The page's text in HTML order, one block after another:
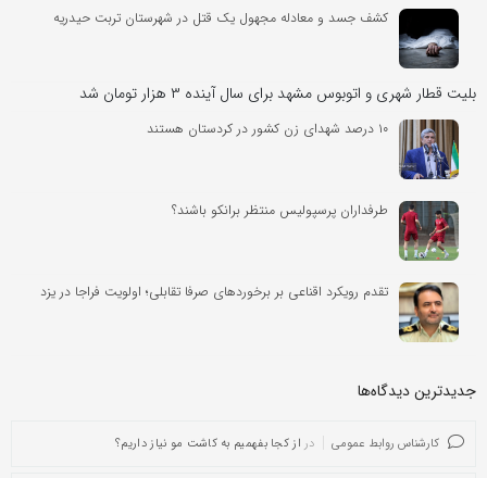
کشف جسد و معادله مجهول یک قتل در شهرستان تربت حیدریه
بلیت قطار شهری و اتوبوس مشهد برای سال آینده ۳ هزار تومان شد
۱۰ درصد شهدای زن کشور در کردستان هستند
طرفداران پرسپولیس منتظر برانکو باشند؟
تقدم رویکرد اقناعی بر برخوردهای صرفا تقابلی؛ اولویت فراجا در یزد
جدیدترین دیدگاه‌‌ها
کارشناس روابط عمومی در از کجا بفهمیم به کاشت مو نیاز داریم؟